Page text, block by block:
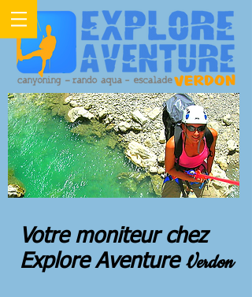
Votre moniteur chez
Explore Aventure Verdon